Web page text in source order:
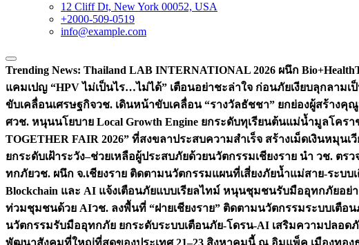
12 Cliff Dt, New York 00052, USA
+2000-509-0519
info@example.com
Trending News: Thailand LAB INTERNATIONAL 2026 ผนึก
แคมเปญ “HPV ไม่เป็นไร…ไม่ได้” เตือนอย่าชะล่าใจ ก่อนภัยเงียบลุกลามเป็
ขับเคลื่อนเศรษฐกิจวช. เดินหน้าขับเคลื่อน “รางวัลธัชชา” ยกย่องผู้สร้าง
ศวช. หนุนนโยบาย Local Growth Engine ยกระดับทุเรียนต้นแม่น้ำมูลโค
TOGETHER FAIR 2026” ที่สงขลาประสบความสำเร็จ สร้างเม็ดเงินหมุน
ยกระดับเฝ้าระวัง–ช่วยเหลือผู้ประสบภัยด้วยนวัตกรรมเชียงราย นำ วช. ตร
ทกภัยวช. ผนึก จ.เชียงราย ติดตามนวัตกรรมแผนที่เสี่ยงภัยน้ำแม่สาย-ระบ
Blockchain และ AI แจ้งเตือนภัยแบบเรียลไทม์ หนุนชุมชนรับมืออุทกภัยอย่
ท่วมชุมชนด้วย AIวช. ลงพื้นที่ “ฝายเชียงราย” ติดตามนวัตกรรมระบบเตื
นวัตกรรมรับมืออุทกภัย ยกระดับระบบเตือนภัย-โดรน-AI เสริมความปลอด